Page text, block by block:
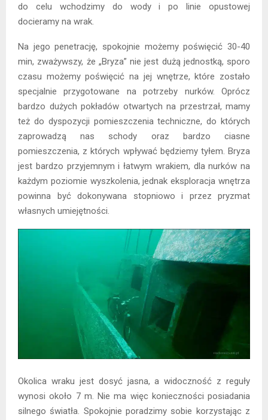
do celu wchodzimy do wody i po linie opustowej
docieramy na wrak.
Na jego penetrację, spokojnie możemy poświęcić 30-40
min, zważywszy, że „Bryza” nie jest dużą jednostką, sporo
czasu możemy poświęcić na jej wnętrze, które zostało
specjalnie przygotowane na potrzeby nurków. Oprócz
bardzo dużych pokładów otwartych na przestrzał, mamy
też do dyspozycji pomieszczenia techniczne, do których
zaprowadzą nas schody oraz bardzo ciasne
pomieszczenia, z których wpływać będziemy tyłem. Bryza
jest bardzo przyjemnym i łatwym wrakiem, dla nurków na
każdym poziomie wyszkolenia, jednak eksploracja wnętrza
powinna być dokonywana stopniowo i przez pryzmat
własnych umiejętności.
Okolica wraku jest dosyć jasna, a widoczność z reguły
wynosi około 7 m. Nie ma więc konieczności posiadania
silnego światła. Spokojnie poradzimy sobie korzystając z